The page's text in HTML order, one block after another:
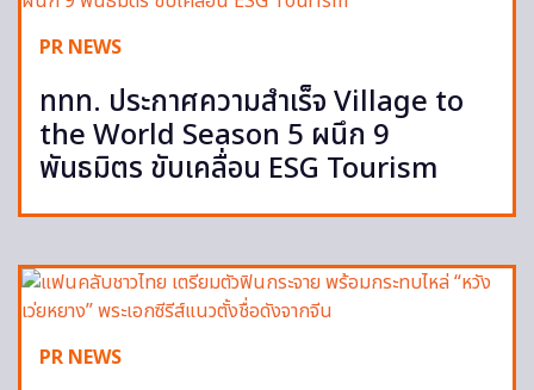
PR NEWS
ททท. ประกาศความสำเร็จ Village to
the World Season 5 ผนึก 9
พันธมิตร ขับเคลื่อน ESG Tourism
PR NEWS